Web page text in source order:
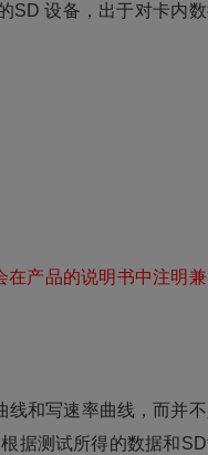
SD 设备，出于对卡内
在产品的说明书中注明
线和写速率曲线，而并
据测试所得的数据和